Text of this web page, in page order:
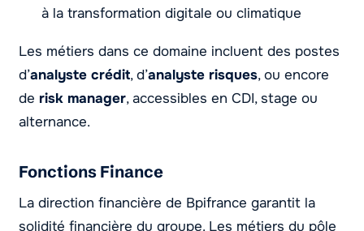
à la transformation digitale ou climatique
Les métiers dans ce domaine incluent des postes
d’analyste crédit, d’analyste risques, ou encore
de risk manager, accessibles en CDI, stage ou
alternance.
Fonctions Finance
La direction financière de Bpifrance garantit la
solidité financière du groupe. Les métiers du pôle